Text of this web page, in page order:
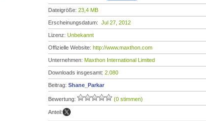
Dateigröße: 23,4 MB
Erscheinungsdatum: Jul 27, 2012
Lizenz: Unbekannt
Offizielle Website: http://www.maxthon.com
Unternehmen: Maxthon International Limited
Downloads insgesamt: 2.080
Beitrag: Shane_Parkar
Bewertung: (0 stimmen)
Anteil: